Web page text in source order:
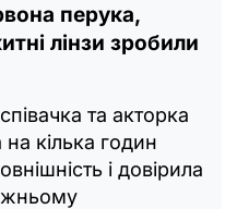
перука,
лінзи зробили
та акторка
кілька годин
і довірила